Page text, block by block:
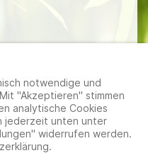
notwendige und
"Akzeptieren" stimmen
analytische Cookies
jederzeit unten unter
widerrufen werden.